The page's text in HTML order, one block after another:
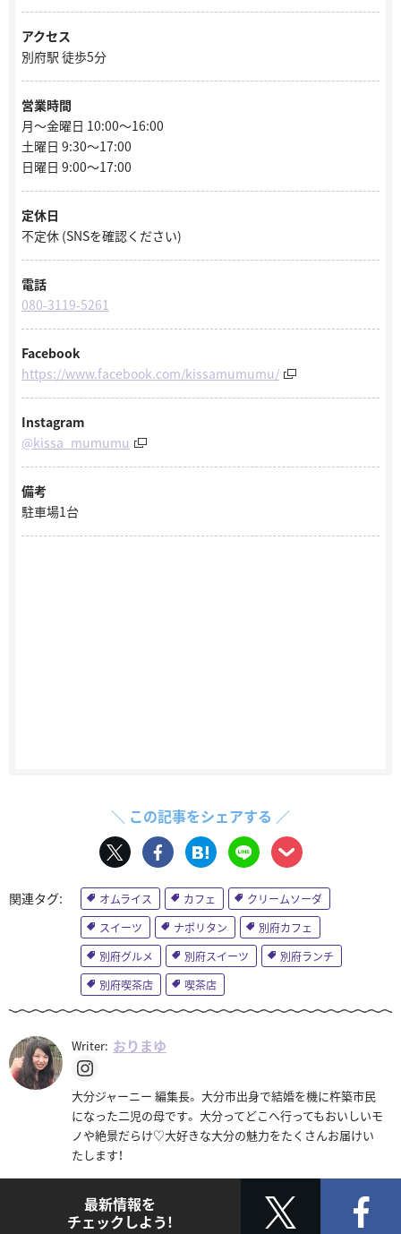
アクセス
別府駅 徒歩5分
営業時間
月～金曜日 10:00～16:00
土曜日 9:30～17:00
日曜日 9:00～17:00
定休日
不定休 (SNSを確認ください)
電話
080-3119-5261
Facebook
https://www.facebook.com/kissamumumu/
Instagram
@kissa_mumumu
備考
駐車場1台
＼ この記事をシェアする ／
オムライス カフェ
クリームソーダ
スイーツ
ナポリタン
別府カフェ
別府グルメ
別府スイーツ
別府ランチ
別府喫茶店
喫茶店
Writer: おりまゆ
大分ジャーニー 編集長。 大分市出身で結婚を機に杵築市民
になった二児の母です。 大分ってどこへ行ってもおいしいモ
ノや絶景だらけ♡大好きな大分の魅力をたくさんお届けい
たします！
最新情報を
チェックしよう!